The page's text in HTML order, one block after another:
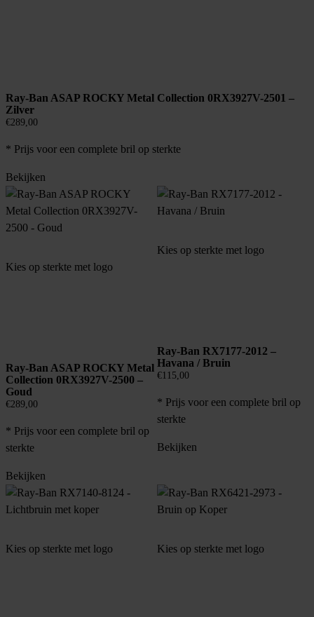
Ray-Ban ASAP ROCKY Metal Collection 0RX3927V-2501 –
Zilver
€289,00
* Prijs voor een complete bril op sterkte
Bekijken
Kies op sterkte met logo
Ray-Ban ASAP ROCKY Metal
Collection 0RX3927V-2500 –
Goud
€289,00
* Prijs voor een complete bril op
sterkte
Bekijken
Kies op sterkte met logo
Ray-Ban RX7177-2012 –
Havana / Bruin
€115,00
* Prijs voor een complete bril op
sterkte
Bekijken
Kies op sterkte met logo Kies op sterkte met logo